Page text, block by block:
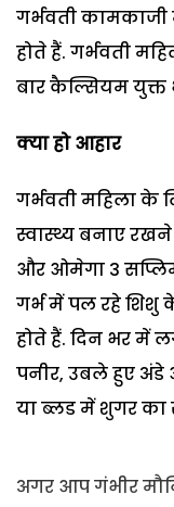
गर्भवती
होते हैं. गर्भवती
बार कैल्सियम
क्या हो आहार
गर्भवती महिला के
स्वास्थ्य बनाए
और ओमेगा 3
गर्भ में पल रहे
होते हैं. दिन भर में
पनीर, उबले हुए
या ब्लड में शुगर
अगर आप गंभीर